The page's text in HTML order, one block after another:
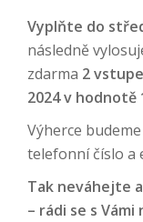
Vyplňte do
následně
zdarma 2
2024 v hodnotě
Výherce
telefonní číslo a
Tak neváhejte
– rádi se s